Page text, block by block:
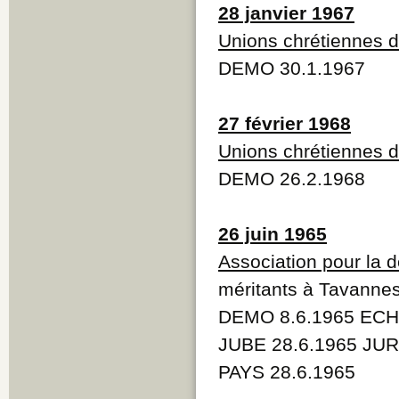
28 janvier 1967
Unions chrétiennes
DEMO 30.1.1967
27 février 1968
Unions chrétiennes
DEMO 26.2.1968
26 juin 1965
Association pour la
méritants à
DEMO 8.6.1965
JUBE 28.6.1965
PAYS 28.6.1965